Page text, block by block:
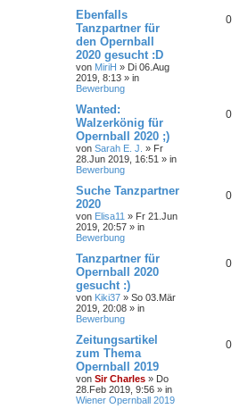
Ebenfalls
Tanzpartner für
den Opernball
2020 gesucht :D
von MiriH » Di 06.Aug
2019, 8:13 » in
Bewerbung
0
Wanted:
Walzerkönig für
Opernball 2020 ;)
von Sarah E. J. » Fr
28.Jun 2019, 16:51 » in
Bewerbung
0
Suche Tanzpartner
2020
von Elisa11 » Fr 21.Jun
2019, 20:57 » in
Bewerbung
0
Tanzpartner für
Opernball 2020
gesucht :)
von Kiki37 » So 03.Mär
2019, 20:08 » in
Bewerbung
0
Zeitungsartikel
zum Thema
Opernball 2019
von Sir Charles » Do
28.Feb 2019, 9:56 » in
Wiener Opernball 2019
0